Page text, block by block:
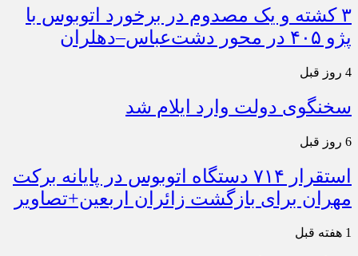
۳ کشته و یک مصدوم در برخورد اتوبوس با
پژو ۴۰۵ در محور دشت‌عباس–دهلران
4 روز قبل
سخنگوی دولت وارد ایلام شد
6 روز قبل
استقرار ۷۱۴ دستگاه اتوبوس در پایانه برکت
مهران برای بازگشت زائران اربعین+تصاویر
1 هفته قبل